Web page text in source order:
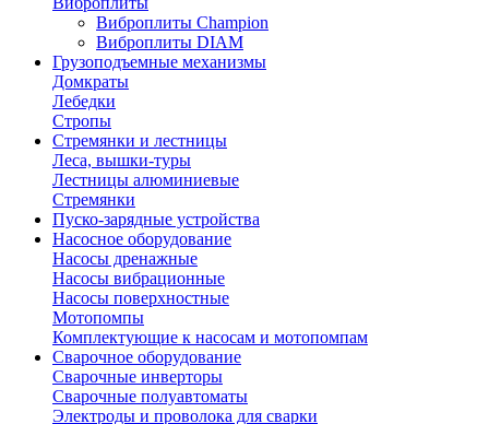
Виброплиты Champion
Виброплиты DIAM
Грузоподъемные механизмы
Домкраты
Лебедки
Стропы
Стремянки и лестницы
Леса, вышки-туры
Лестницы алюминиевые
Стремянки
Пуско-зарядные устройства
Насосное оборудование
Насосы дренажные
Насосы вибрационные
Насосы поверхностные
Мотопомпы
Комплектующие к насосам и мотопомпам
Сварочное оборудование
Сварочные инверторы
Сварочные полуавтоматы
Электроды и проволока для сварки